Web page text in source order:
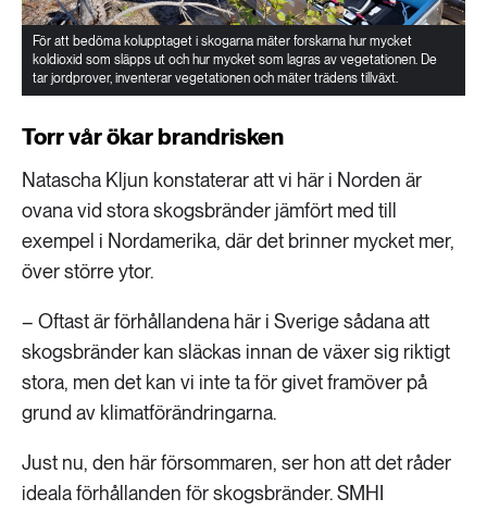
För att bedöma kolupptaget i skogarna mäter forskarna hur mycket
koldioxid som släpps ut och hur mycket som lagras av vegetationen. De
tar jordprover, inventerar vegetationen och mäter trädens tillväxt.
Torr vår ökar brandrisken
Natascha Kljun konstaterar att vi här i Norden är
ovana vid stora skogsbränder jämfört med till
exempel i Nordamerika, där det brinner mycket mer,
över större ytor.
– Oftast är förhållandena här i Sverige sådana att
skogsbränder kan släckas innan de växer sig riktigt
stora, men det kan vi inte ta för givet framöver på
grund av klimatförändringarna.
Just nu, den här försommaren, ser hon att det råder
ideala förhållanden för skogsbränder. SMHI